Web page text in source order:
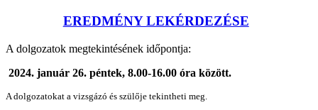
EREDMÉNY LEKÉRDEZÉSE
A dolgozatok megtekintésének időpontja:
2024. január 26. péntek, 8.00-16.00 óra között.
A dolgozatokat a vizsgázó és szülője tekintheti meg.